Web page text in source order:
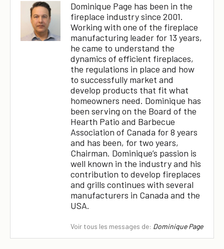
Dominique Page has been in the
fireplace industry since 2001.
Working with one of the fireplace
manufacturing leader for 13 years,
he came to understand the
dynamics of efficient fireplaces,
the regulations in place and how
to successfully market and
develop products that fit what
homeowners need. Dominique has
been serving on the Board of the
Hearth Patio and Barbecue
Association of Canada for 8 years
and has been, for two years,
Chairman. Dominique’s passion is
well known in the industry and his
contribution to develop fireplaces
and grills continues with several
manufacturers in Canada and the
USA.
Voir tous les messages de: Dominique Page